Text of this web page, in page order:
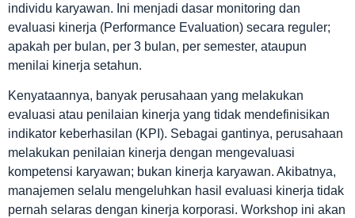
individu karyawan. Ini menjadi dasar monitoring dan
evaluasi kinerja (Performance Evaluation) secara reguler;
apakah per bulan, per 3 bulan, per semester, ataupun
menilai kinerja setahun.
Kenyataannya, banyak perusahaan yang melakukan
evaluasi atau penilaian kinerja yang tidak mendefinisikan
indikator keberhasilan (KPI). Sebagai gantinya, perusahaan
melakukan penilaian kinerja dengan mengevaluasi
kompetensi karyawan; bukan kinerja karyawan. Akibatnya,
manajemen selalu mengeluhkan hasil evaluasi kinerja tidak
pernah selaras dengan kinerja korporasi. Workshop ini akan